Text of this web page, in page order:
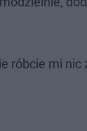
róbcie mi nic